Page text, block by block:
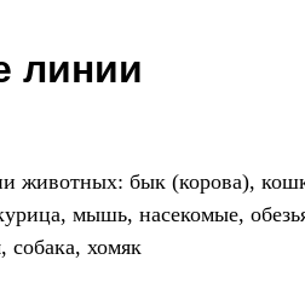
линии
животных: бык (корова),
мышь, насекомые,
собака, хомяк